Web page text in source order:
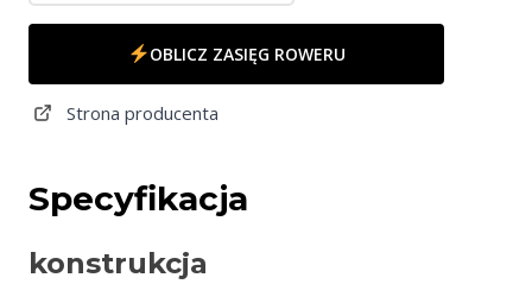
OBLICZ ZASIĘG ROWERU
Strona producenta
Specyfikacja
konstrukcja